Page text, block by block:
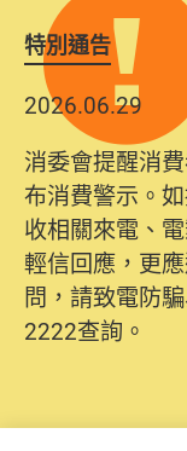
特別通告
2026.06.29
消委會提醒消
布消費警示。
收相關來電、
輕信回應，更
問，請致電防
2222查詢。